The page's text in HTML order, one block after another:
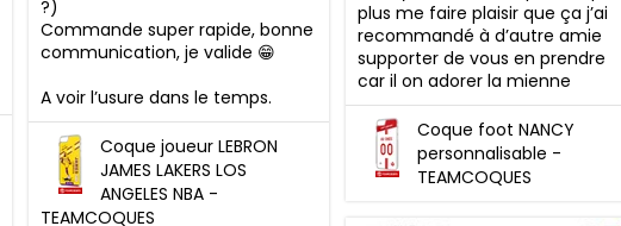
?)
Commande super rapide, bonne
communication, je valide 😁
A voir l’usure dans le temps.
Coque joueur LEBRON
JAMES LAKERS LOS
ANGELES NBA -
TEAMCOQUES
plus me faire plaisir que ça j’ai
recommandé à d’autre amie
supporter de vous en prendre
car il on adorer la mienne
Coque foot NANCY
personnalisable -
TEAMCOQUES